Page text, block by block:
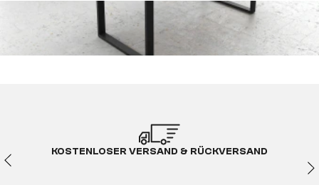
KOSTENLOSER VERSAND & RÜCKVERSAND